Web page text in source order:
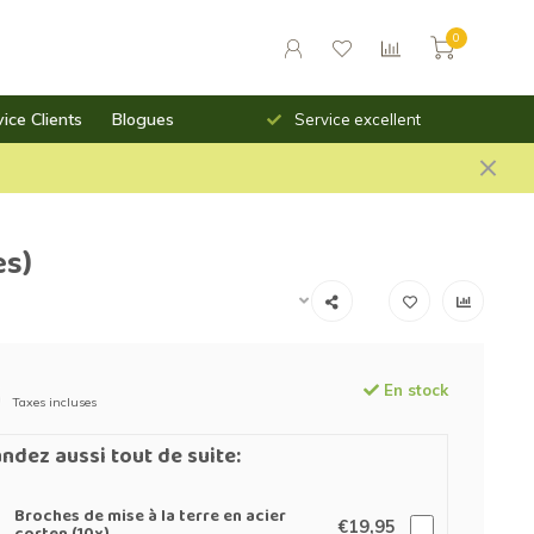
0
Clients Blogues
Service excellent Toujours des prix
Taxes incluses
En stock
aussi tout de suite:
Broches de mise à la terre en acier €19,95